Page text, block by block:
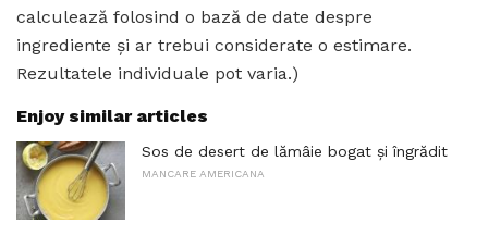
calculează folosind o bază de date despre
ingrediente și ar trebui considerate o estimare.
Rezultatele individuale pot varia.)
Enjoy similar articles
Sos de desert de lămâie bogat și îngrădit
MANCARE AMERICANA